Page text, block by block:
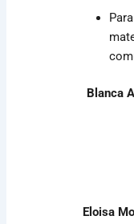
Blanca
Eloisa